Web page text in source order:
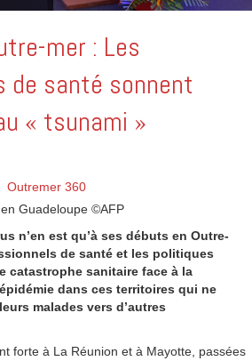
mer : Les
de santé sonnent
« tsunami »
Outremer 360
Guadeloupe ©AFP
n’en est qu’à ses débuts en Outre-
de santé et les politiques
catastrophe sanitaire face à la
dans ces territoires qui ne
malades vers d’autres
forte à La Réunion et à Mayotte, passées